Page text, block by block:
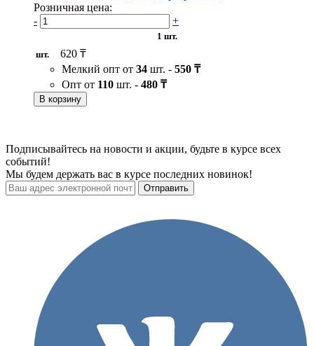
Розничная цена:
-
+
1 шт.
шт.
620 ₸
Мелкий опт от 34 шт. - 550 ₸
Опт от 110 шт. - 480 ₸
В корзину
Подписывайтесь на новости и акции, будьте в курсе всех
событий!
Мы будем держать вас в курсе последних новинок!